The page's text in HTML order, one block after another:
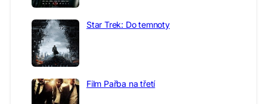
Star Trek: Do temnoty
Film Pařba na třetí